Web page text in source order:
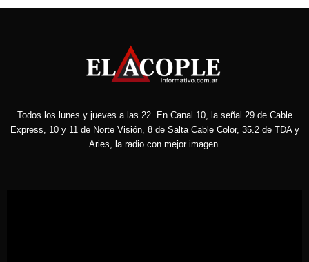
Todos los lunes y jueves a las 22. En Canal 10, la señal 29 de Cable
Express, 10 y 11 de Norte Visión, 8 de Salta Cable Color, 35.2 de TDA y
Aries, la radio con mejor imagen.